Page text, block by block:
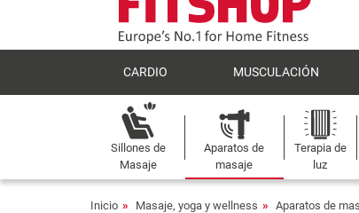
CARDIO MUSCULACIÓN
Sillones de
Masaje
Aparatos de
masaje
Terapia de
luz
Inicio Masaje, yoga y wellness Aparatos de